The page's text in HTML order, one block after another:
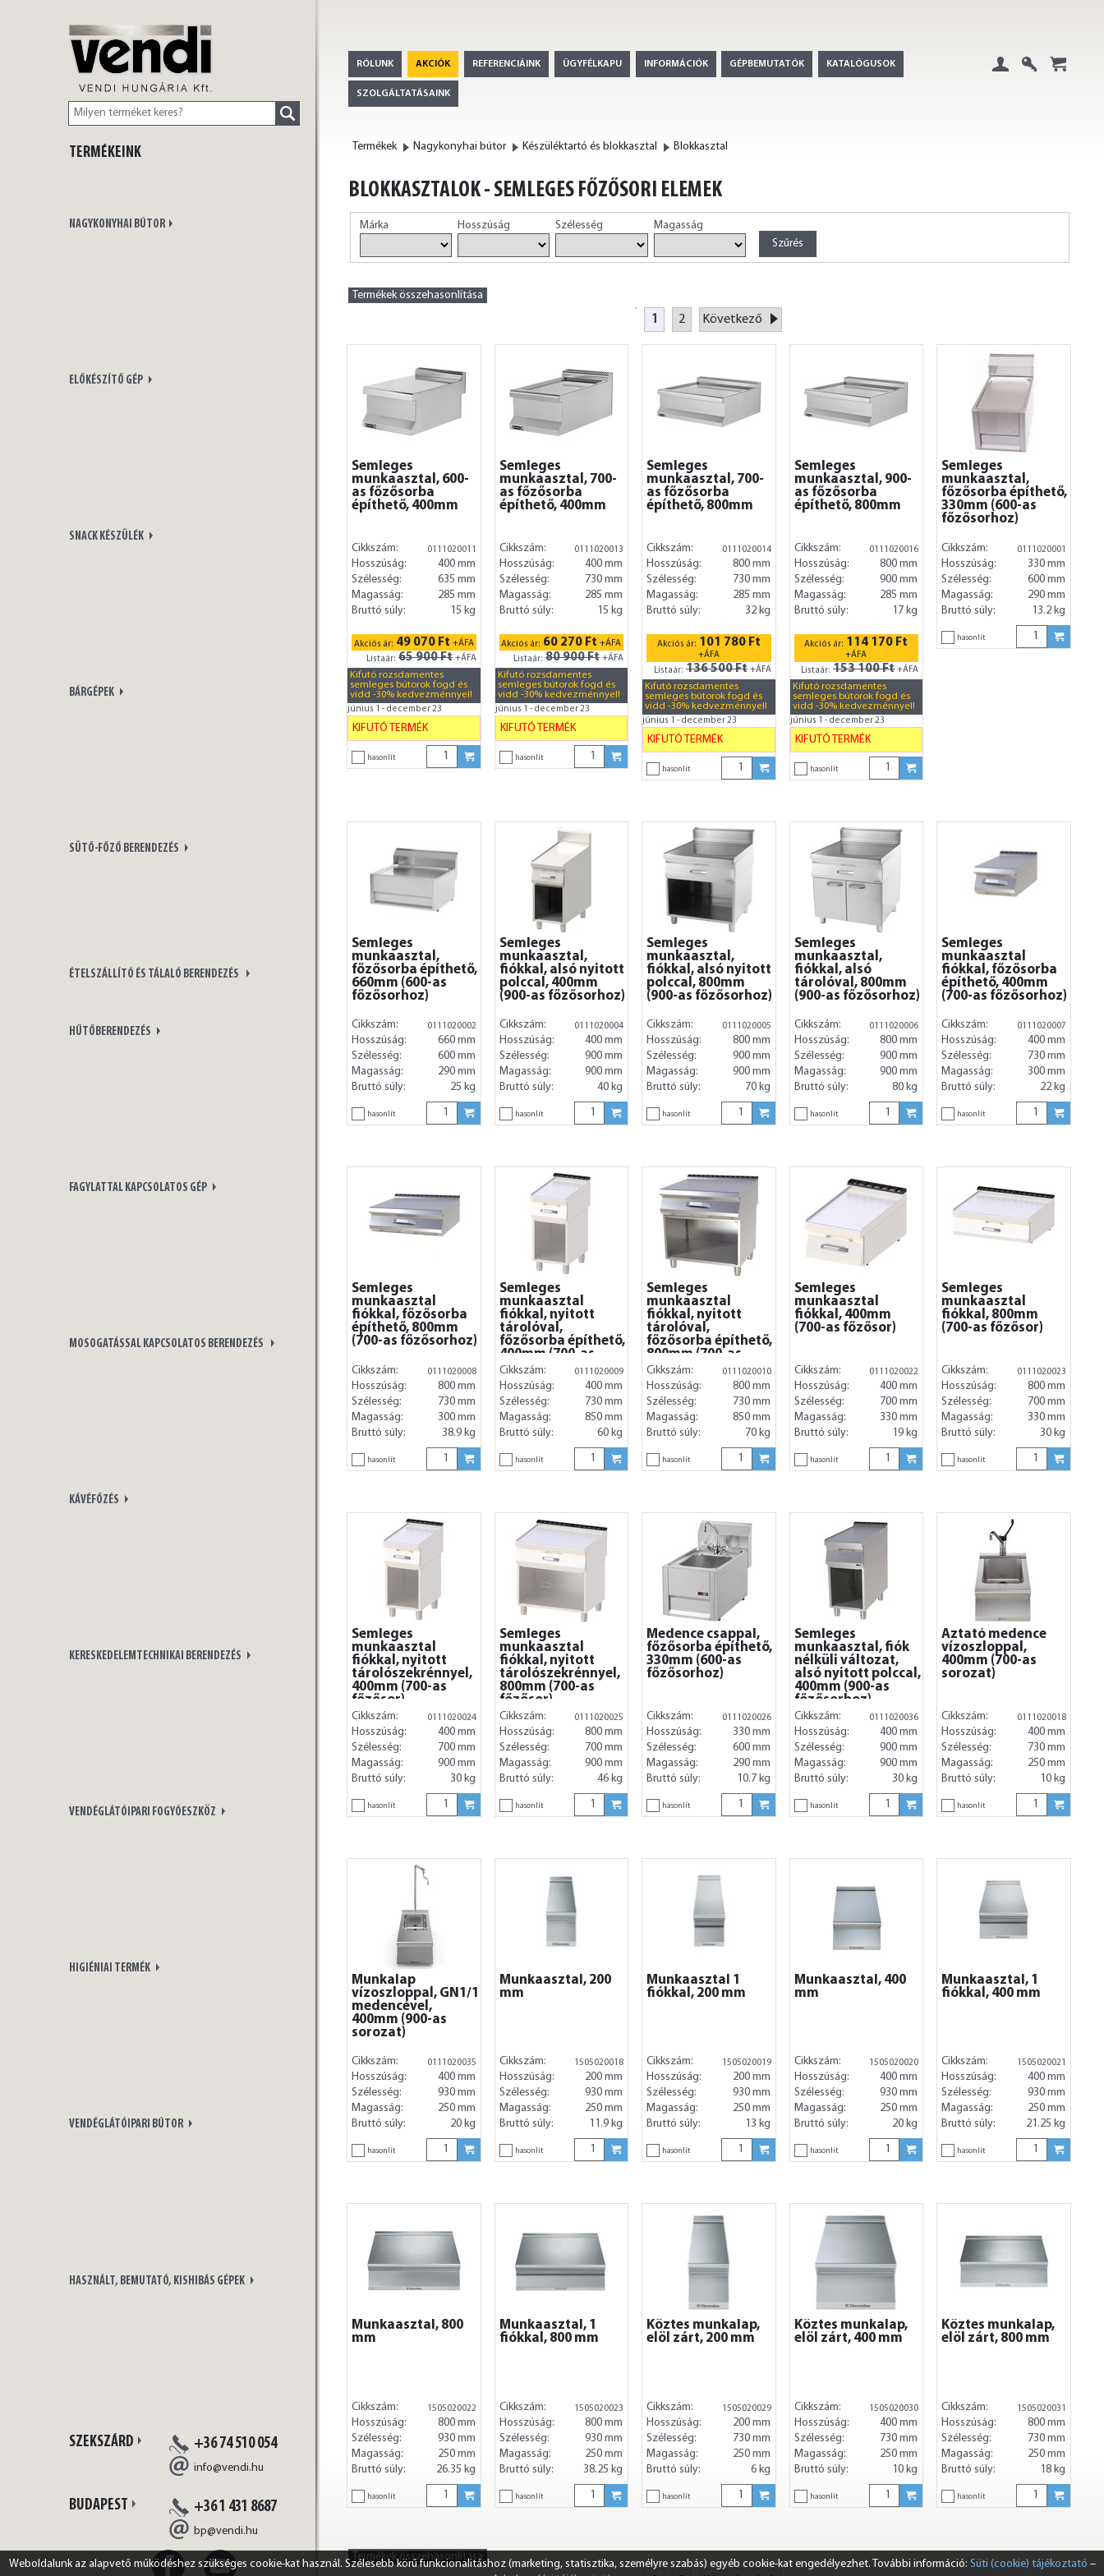
HUNGÁRIA Kft.
TERMÉKEINK
NAGYKONYHAI BÚTOR
ELŐKÉSZÍTŐ GÉP
SNACK KÉSZÜLÉK
BÁRGÉPEK
SÜTŐ-FŐZŐ BERENDEZÉS
ÉTELSZÁLLÍTÓ ÉS TÁLALÓ BERENDEZÉS
HŰTŐBERENDEZÉS
FAGYLATTAL KAPCSOLATOS GÉP
MOSOGATÁSSAL KAPCSOLATOS BERENDEZÉS
KÁVÉFŐZÉS
KERESKEDELEMTECHNIKAI BERENDEZÉS
VENDÉGLÁTÓIPARI FOGYÓESZKÖZ
HIGIÉNIAI TERMÉK
VENDÉGLÁTÓIPARI BÚTOR
HASZNÁLT, BEMUTATÓ, KISHIBÁS GÉPEK
SZEKSZÁRD +36 74 510 054
info@vendi.hu
BUDAPEST +36 1 431 8687
bp@vendi.hu
RÓLUNK AKCIÓK REFERENCIÁINK ÜGYFÉLKAPU INFORMÁCIÓK GÉPBEMUTATÓK KATALÓGUSOK
SZOLGÁLTATÁSAINK
Termékek Nagykonyhai bútor Készüléktartó és blokkasztal Blokkasztal
BLOKKASZTALOK - SEMLEGES FŐZŐSORI ELEMEK
Márka Hosszúság Szélesség Magasság
Termékek összehasonlítása
1 2 Következő
Semleges
munkaasztal, 600-
as főzősorba
építhető, 400mm
Cikkszám: 0111020011
Hosszúság:
400 mm
Szélesség:
635 mm
Magasság:
285 mm
Bruttó súly:
15 kg
Akciós ár: 49 070 Ft +ÁFA
Listaár: 65 900 Ft +ÁFA
Kifutó rozsdamentes
semleges bútorok fogd és
vidd -30% kedvezménnyel!
június 1 - december 23
KIFUTÓ TERMÉK
hasonlít
Semleges
munkaasztal, 700-
as főzősorba
építhető, 400mm
Cikkszám: 0111020013
Hosszúság:
400 mm
Szélesség:
730 mm
Magasság:
285 mm
Bruttó súly:
15 kg
Akciós ár: 60 270 Ft +ÁFA
Listaár: 80 900 Ft +ÁFA
Kifutó rozsdamentes
semleges bútorok fogd és
vidd -30% kedvezménnyel!
június 1 - december 23
KIFUTÓ TERMÉK
hasonlít
Semleges
munkaasztal, 700-
as főzősorba
építhető, 800mm
Cikkszám: 0111020014
Hosszúság:
800 mm
Szélesség:
730 mm
Magasság:
285 mm
Bruttó súly:
32 kg
Akciós ár: 101 780 Ft
+ÁFA
Listaár: 136 500 Ft +ÁFA
Kifutó rozsdamentes
semleges bútorok fogd és
vidd -30% kedvezménnyel!
június 1 - december 23
KIFUTÓ TERMÉK
hasonlít
Semleges
munkaasztal, 900-
as főzősorba
építhető, 800mm
Cikkszám: 0111020016
Hosszúság:
800 mm
Szélesség:
900 mm
Magasság:
285 mm
Bruttó súly:
17 kg
Akciós ár: 114 170 Ft
+ÁFA
Listaár: 153 100 Ft +ÁFA
Kifutó rozsdamentes
semleges bútorok fogd és
vidd -30% kedvezménnyel!
június 1 - december 23
KIFUTÓ TERMÉK
hasonlít
Semleges
munkaasztal,
főzősorba építhető,
330mm (600-as
főzősorhoz)
Cikkszám: 0111020001
Hosszúság:
330 mm
Szélesség:
600 mm
Magasság:
290 mm
Bruttó súly:
13.2 kg
hasonlít
Semleges
munkaasztal,
főzősorba építhető,
660mm (600-as
főzősorhoz)
Cikkszám: 0111020002
Hosszúság:
660 mm
Szélesség:
600 mm
Magasság:
290 mm
Bruttó súly:
25 kg
hasonlít
Semleges
munkaasztal,
fiókkal, alsó nyitott
polccal, 400mm
(900-as főzősorhoz)
Cikkszám: 0111020004
Hosszúság:
400 mm
Szélesség:
900 mm
Magasság:
900 mm
Bruttó súly:
40 kg
hasonlít
Semleges
munkaasztal,
fiókkal, alsó nyitott
polccal, 800mm
(900-as főzősorhoz)
Cikkszám: 0111020005
Hosszúság:
800 mm
Szélesség:
900 mm
Magasság:
900 mm
Bruttó súly:
70 kg
hasonlít
Semleges
munkaasztal,
fiókkal, alsó
tárolóval, 800mm
(900-as főzősorhoz)
Cikkszám: 0111020006
Hosszúság:
800 mm
Szélesség:
900 mm
Magasság:
900 mm
Bruttó súly:
80 kg
hasonlít
Semleges
munkaasztal
fiókkal, főzősorba
építhető, 400mm
(700-as főzősorhoz)
Cikkszám: 0111020007
Hosszúság:
400 mm
Szélesség:
730 mm
Magasság:
300 mm
Bruttó súly:
22 kg
hasonlít
Semleges
munkaasztal
fiókkal, főzősorba
építhető, 800mm
(700-as főzősorhoz)
Cikkszám: 0111020008
Hosszúság:
800 mm
Szélesség:
730 mm
Magasság:
300 mm
Bruttó súly:
38.9 kg
hasonlít
Semleges
munkaasztal
fiókkal, nyitott
tárolóval,
főzősorba építhető,
400mm (700-as
főzősorhoz)
Cikkszám: 0111020009
Hosszúság:
400 mm
Szélesség:
730 mm
Magasság:
850 mm
Bruttó súly:
60 kg
hasonlít
Semleges
munkaasztal
fiókkal, nyitott
tárolóval,
főzősorba építhető,
800mm (700-as
főzősorhoz)
Cikkszám: 0111020010
Hosszúság:
800 mm
Szélesség:
730 mm
Magasság:
850 mm
Bruttó súly:
70 kg
hasonlít
Semleges
munkaasztal
fiókkal, 400mm
(700-as főzősor)
Cikkszám: 0111020022
Hosszúság:
400 mm
Szélesség:
700 mm
Magasság:
330 mm
Bruttó súly:
19 kg
hasonlít
Semleges
munkaasztal
fiókkal, 800mm
(700-as főzősor)
Cikkszám: 0111020023
Hosszúság:
800 mm
Szélesség:
700 mm
Magasság:
330 mm
Bruttó súly:
30 kg
hasonlít
Semleges
munkaasztal
fiókkal, nyitott
tárolószekrénnyel,
400mm (700-as
főzősor)
Cikkszám: 0111020024
Hosszúság:
400 mm
Szélesség:
700 mm
Magasság:
900 mm
Bruttó súly:
30 kg
hasonlít
Semleges
munkaasztal
fiókkal, nyitott
tárolószekrénnyel,
800mm (700-as
főzősor)
Cikkszám: 0111020025
Hosszúság:
800 mm
Szélesség:
700 mm
Magasság:
900 mm
Bruttó súly:
46 kg
hasonlít
Medence csappal,
főzősorba építhető,
330mm (600-as
főzősorhoz)
Cikkszám: 0111020026
Hosszúság:
330 mm
Szélesség:
600 mm
Magasság:
290 mm
Bruttó súly:
10.7 kg
hasonlít
Semleges
munkaasztal, fiók
nélküli változat,
alsó nyitott polccal,
400mm (900-as
főzősorhoz)
Cikkszám: 0111020036
Hosszúság:
400 mm
Szélesség:
900 mm
Magasság:
900 mm
Bruttó súly:
30 kg
hasonlít
Áztató medence
vízoszloppal,
400mm (700-as
sorozat)
Cikkszám: 0111020018
Hosszúság:
400 mm
Szélesség:
730 mm
Magasság:
250 mm
Bruttó súly:
10 kg
hasonlít
Munkalap
vízoszloppal, GN1/1
medencével,
400mm (900-as
sorozat)
Cikkszám: 0111020035
Hosszúság:
400 mm
Szélesség:
930 mm
Magasság:
250 mm
Bruttó súly:
20 kg
hasonlít
Munkaasztal, 200
mm
Cikkszám: 1505020018
Hosszúság:
200 mm
Szélesség:
930 mm
Magasság:
250 mm
Bruttó súly:
11.9 kg
hasonlít
Munkaasztal 1
fiókkal, 200 mm
Cikkszám: 1505020019
Hosszúság:
200 mm
Szélesség:
930 mm
Magasság:
250 mm
Bruttó súly:
13 kg
hasonlít
Munkaasztal, 400
mm
Cikkszám: 1505020020
Hosszúság:
400 mm
Szélesség:
930 mm
Magasság:
250 mm
Bruttó súly:
20 kg
hasonlít
Munkaasztal, 1
fiókkal, 400 mm
Cikkszám: 1505020021
Hosszúság:
400 mm
Szélesség:
930 mm
Magasság:
250 mm
Bruttó súly:
21.25 kg
hasonlít
Munkaasztal, 800
mm
Cikkszám: 1505020022
Hosszúság:
800 mm
Szélesség:
930 mm
Magasság:
250 mm
Bruttó súly:
26.35 kg
hasonlít
Munkaasztal, 1
fiókkal, 800 mm
Cikkszám: 1505020023
Hosszúság:
800 mm
Szélesség:
930 mm
Magasság:
250 mm
Bruttó súly:
38.25 kg
hasonlít
Köztes munkalap,
elöl zárt, 200 mm
Cikkszám: 1505020029
Hosszúság:
200 mm
Szélesség:
730 mm
Magasság:
250 mm
Bruttó súly:
6 kg
hasonlít
Köztes munkalap,
elöl zárt, 400 mm
Cikkszám: 1505020030
Hosszúság:
400 mm
Szélesség:
730 mm
Magasság:
250 mm
Bruttó súly:
10 kg
hasonlít
Köztes munkalap,
elöl zárt, 800 mm
Cikkszám: 1505020031
Hosszúság:
800 mm
Szélesség:
730 mm
Magasság:
250 mm
Bruttó súly:
18 kg
hasonlít
Termékek összehasonlítása
Weboldalunk az alapvető működéshez szükséges cookie-kat használ. Szélesebb körű funkcionalitáshoz (marketing, statisztika, személyre szabás) egyéb cookie-kat engedélyezhet. További információ: Süti (cookie) tájékoztató –